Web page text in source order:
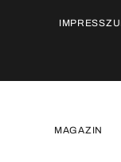
MAGAZIN